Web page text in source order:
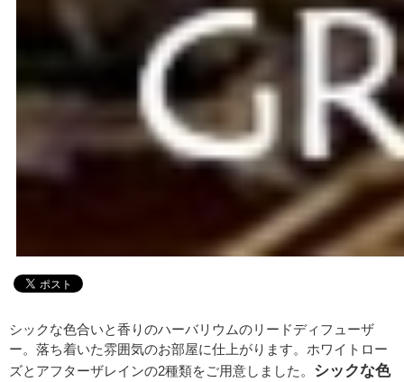
シックな色合いと香りのハーバリウムのリードディフューザ
ー。落ち着いた雰囲気のお部屋に仕上がります。ホワイトロー
ズとアフターザレインの2種類をご用意しました。 シックな色